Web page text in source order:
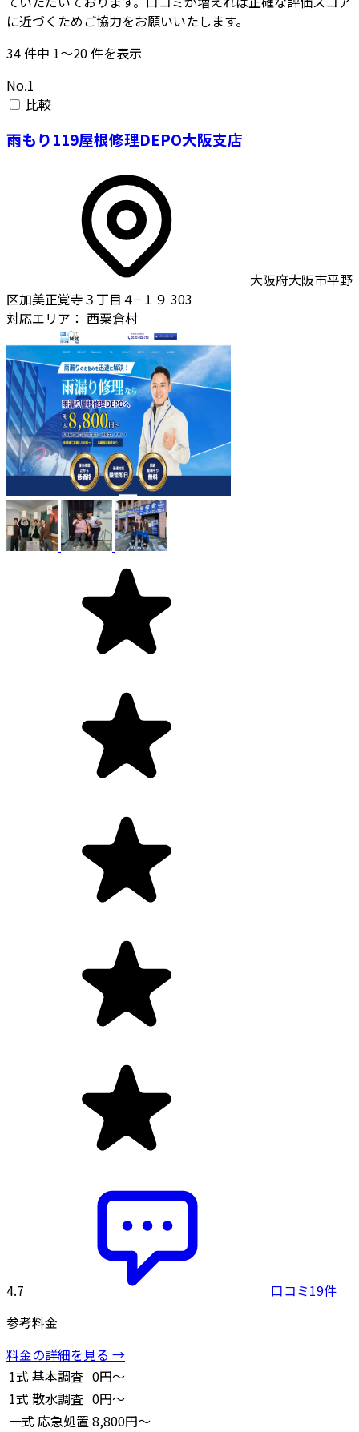
に近づくためご協力をお願いいたします。
34件中 1〜20件を表示
No.1
比較
雨もり119屋根修理DEPO大阪支店
大阪府大阪市平野
区加美正覚寺３丁目４−１９ 303
対応エリア： 西粟倉村
4.7
口コミ19件
参考料金
料金の詳細を見る →
1式 基本調査 0円～
1式 散水調査 0円～
一式 応急処置 8,800円～